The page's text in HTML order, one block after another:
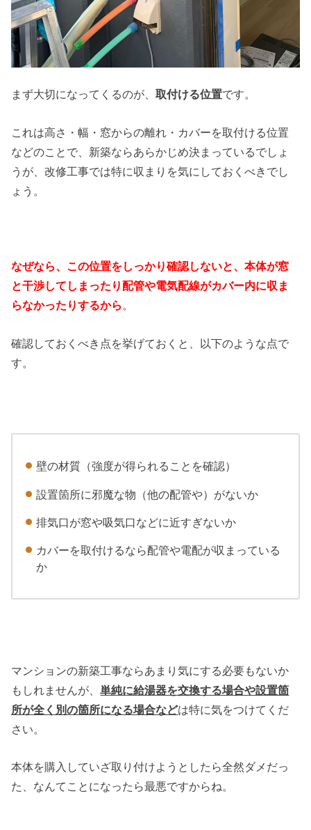
まず大切になってくるのが、取付ける位置です。
これは高さ・幅・窓からの離れ・カバーを取付ける位置
などのことで、新築ならあらかじめ決まっているでしょ
うが、改修工事では特に収まりを気にしておくべきでし
ょう。
なぜなら、この位置をしっかり確認しないと、本体が窓
と干渉してしまったり配管や電気配線がカバー内に収ま
らなかったりするから 。
確認しておくべき点を挙げておくと、以下のような点で
す。
壁の材質（強度が得られることを確認）
設置箇所に邪魔な物（他の配管や）がないか
排気口が窓や吸気口などに近すぎないか
カバーを取付けるなら配管や電配が収まっている
か
マンションの新築工事ならあまり気にする必要もないか
もしれませんが、単純に給湯器を交換する場合や設置箇
所が全く別の箇所になる場合などは特に気をつけてくだ
さい。
本体を購入していざ取り付けようとしたら全然ダメだっ
た、なんてことになったら最悪ですからね。